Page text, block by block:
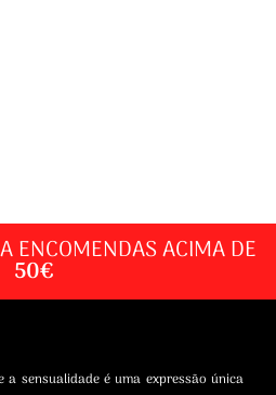
ENCOMENDAS ACIMA DE
50€
a sensualidade é uma expressão única